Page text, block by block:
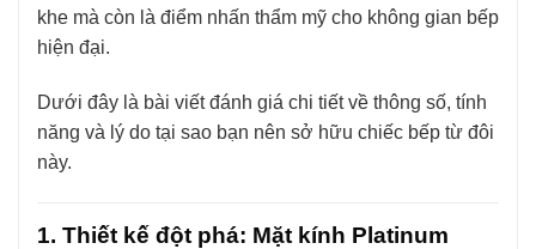
khe mà còn là điểm nhấn thẩm mỹ cho không gian bếp
hiện đại.
Dưới đây là bài viết đánh giá chi tiết về thông số, tính
năng và lý do tại sao bạn nên sở hữu chiếc bếp từ đôi
này.
1. Thiết kế đột phá: Mặt kính Platinum